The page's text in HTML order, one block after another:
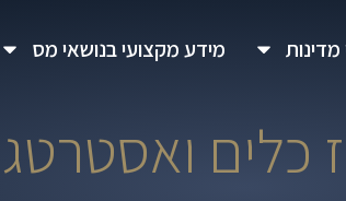
מדינות מידע מקצועי בנושאי מס
כלים